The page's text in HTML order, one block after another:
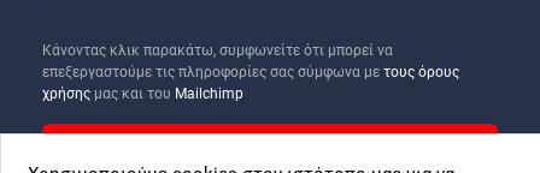
Κάνοντας κλικ παρακάτω, συμφωνείτε ότι μπορεί να
επεξεργαστούμε τις πληροφορίες σας σύμφωνα με τους όρους
χρήσης μας και του Mailchimp